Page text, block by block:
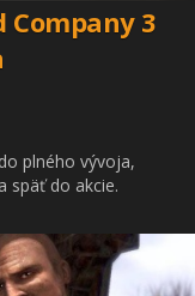
3
plného vývoja,
späť do akcie.